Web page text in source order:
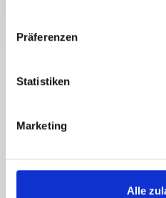
Präferenzen
Statistiken
Marketing
Alle
PROGRAM, KTERÝ BUDE
REGIONEM
SEE ZDRAVĚ A V
Nadechnout se v moři rákosí,
nebo úplně vypnout v teplé